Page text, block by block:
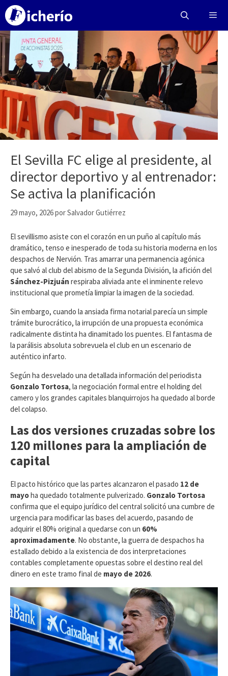
Saltar
contenido
Menú
El Sevilla FC elige al presidente, al
director deportivo y al entrenador:
Se activa la planificación
29 mayo, 2026porSalvador Gutiérrez
​El sevillismo asiste con el corazón en un puño al capítulo más
dramático, tenso e inesperado de toda su historia moderna en los
despachos de Nervión. Tras amarrar una permanencia agónica
que salvó al club del abismo de la Segunda División, la afición del
Sánchez-Pizjuán respiraba aliviada ante el inminente relevo
institucional que prometía limpiar la imagen de la sociedad.
Sin embargo, cuando la ansiada firma notarial parecía un simple
trámite burocrático, la irrupción de una propuesta económica
radicalmente distinta ha dinamitado los puentes. El fantasma de
la parálisis absoluta sobrevuela el club en un escenario de
auténtico infarto.
​Según ha desvelado una detallada información del periodista
Gonzalo Tortosa, la negociación formal entre el holding del
camero y los grandes capitales blanquirrojos ha quedado al borde
del colapso.
Las dos versiones cruzadas sobre los
120 millones para la ampliación de
capital
​El pacto histórico que las partes alcanzaron el pasado 12 de
mayoha quedado totalmente pulverizado. Gonzalo Tortosa
confirma que el equipo jurídico del central solicitó una cumbre de
urgencia para modificar las bases del acuerdo, pasando de
adquirir el 80% original a quedarse con un 60%
aproximadamente. No obstante, la guerra de despachos ha
estallado debido a la existencia de dos interpretaciones
contables completamente opuestas sobre el destino real del
dinero en este tramo final de mayo de 2026.